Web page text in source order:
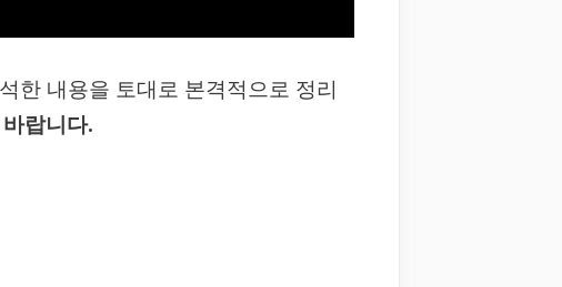
한 내용을 토대로 본격적으로 정리
랍니다.